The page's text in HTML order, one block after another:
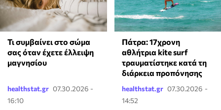
Τι συμβαίνει στο σώμα
σας όταν έχετε έλλειψη
μαγνησίου
healthstat.gr 07.30.2026 -
16:10
Πάτρα: 17χρονη
αθλήτρια kite surf
τραυματίστηκε κατά τη
διάρκεια προπόνησης
healthstat.gr 07.30.2026 -
14:52